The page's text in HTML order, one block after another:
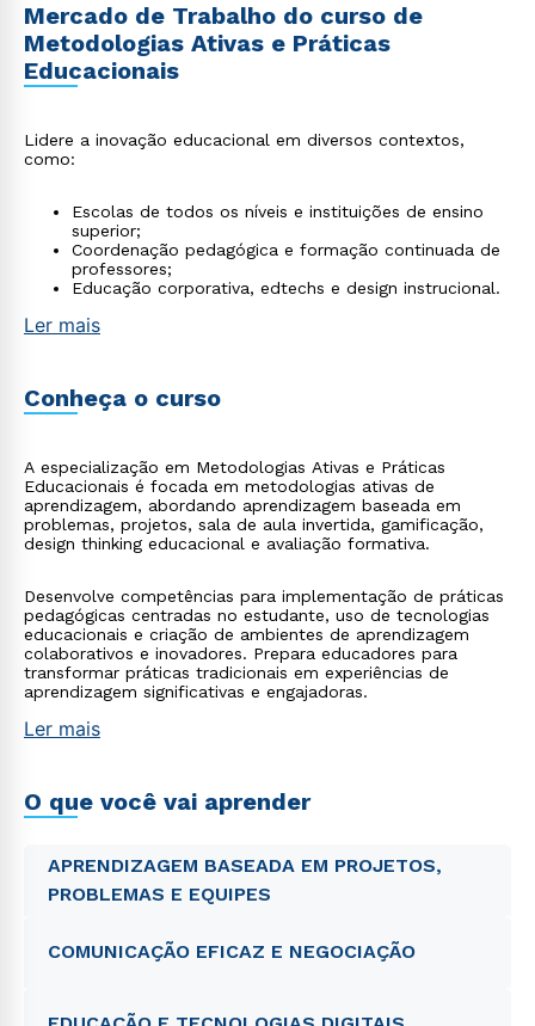
Mercado de Trabalho do curso de
Metodologias Ativas e Práticas
Educacionais
Lidere a inovação educacional em diversos contextos,
como:
Escolas de todos os níveis e instituições de ensino
superior;
Coordenação pedagógica e formação continuada de
professores;
Educação corporativa, edtechs e design instrucional.
Ler mais
Conheça o curso
A especialização em Metodologias Ativas e Práticas
Educacionais é focada em metodologias ativas de
aprendizagem, abordando aprendizagem baseada em
problemas, projetos, sala de aula invertida, gamificação,
design thinking educacional e avaliação formativa.
Desenvolve competências para implementação de práticas
pedagógicas centradas no estudante, uso de tecnologias
educacionais e criação de ambientes de aprendizagem
colaborativos e inovadores. Prepara educadores para
transformar práticas tradicionais em experiências de
aprendizagem significativas e engajadoras.
Ler mais
O que você vai aprender
APRENDIZAGEM BASEADA EM PROJETOS,
PROBLEMAS E EQUIPES
COMUNICAÇÃO EFICAZ E NEGOCIAÇÃO